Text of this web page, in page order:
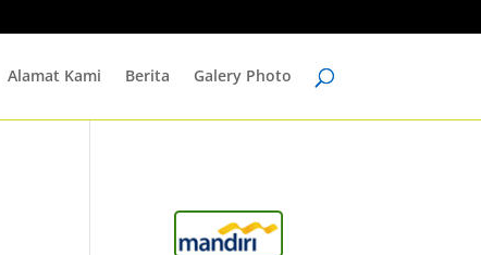
Alamat Kami Berita Galery Photo